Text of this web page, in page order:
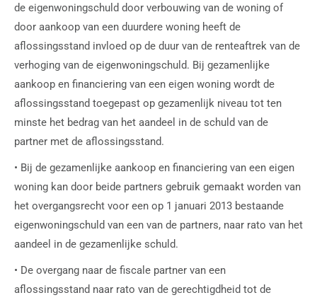
de eigenwoningschuld door verbouwing van de woning of
door aankoop van een duurdere woning heeft de
aflossingsstand invloed op de duur van de renteaftrek van de
verhoging van de eigenwoningschuld. Bij gezamenlijke
aankoop en financiering van een eigen woning wordt de
aflossingsstand toegepast op gezamenlijk niveau tot ten
minste het bedrag van het aandeel in de schuld van de
partner met de aflossingsstand.
• Bij de gezamenlijke aankoop en financiering van een eigen
woning kan door beide partners gebruik gemaakt worden van
het overgangsrecht voor een op 1 januari 2013 bestaande
eigenwoningschuld van een van de partners, naar rato van het
aandeel in de gezamenlijke schuld.
• De overgang naar de fiscale partner van een
aflossingsstand naar rato van de gerechtigdheid tot de